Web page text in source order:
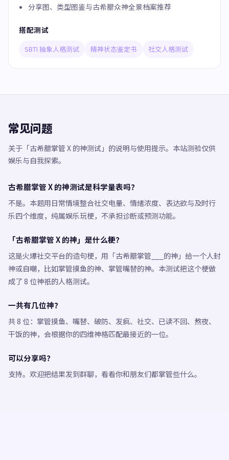
分享图、类型图鉴与古希腊众神全景档案推荐
搭配测试
SBTI 抽象人格测试 精神状态鉴定书 社交人格测试
常见问题
关于「古希腊掌管 X 的神测试」的说明与使用提示。本站测验仅供
娱乐与自我探索。
古希腊掌管 X 的神测试是科学量表吗？
不是。本题用日常情境整合社交电量、情绪浓度、表达欲与及时行
乐四个维度，纯属娱乐玩梗，不承担诊断或预测功能。
「古希腊掌管 X 的神」是什么梗？
这是火爆社交平台的造句梗，用「古希腊掌管___的神」给一个人封
神或自嘲，比如掌管摸鱼的神、掌管嘴替的神。本测试把这个梗做
成了 8 位神祇的人格测试。
一共有几位神？
共 8 位：掌管摸鱼、嘴替、破防、发疯、社交、已读不回、熬夜、
干饭的神，会根据你的四维神格匹配最接近的一位。
可以分享吗？
支持。欢迎把结果发到群聊，看看你和朋友们都掌管些什么。